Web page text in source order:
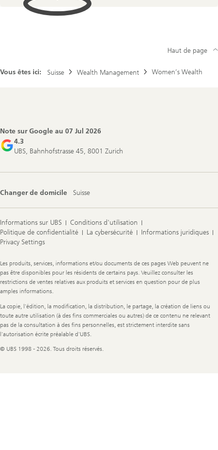
Vous êtes ici: Suisse Wealth Management Women’s Wealth
Haut de page
Note sur Google au 07 Jul 2026
4.3
UBS, Bahnhofstrasse 45, 8001 Zurich
Changer de domicile Suisse
Informations sur UBS
Conditions d'utilisation
Politique de confidentialité
La cybersécurité
Informations juridiques
Privacy Settings
Legal
Information
Les produits, services, informations et/ou documents de ces pages Web peuvent ne
pas être disponibles pour les résidents de certains pays. Veuillez consulter les
restrictions de ventes relatives aux produits et services en question pour de plus
amples informations.
La copie, l'édition, la modification, la distribution, le partage, la création de liens ou
toute autre utilisation (à des fins commerciales ou autres) de ce contenu ne relevant
pas de la consultation à des fins personnelles, est strictement interdite sans
l'autorisation écrite préalable d'UBS.
© UBS 1998 - 2026. Tous droits réservés.